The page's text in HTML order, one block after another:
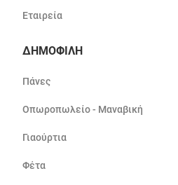
Εταιρεία
ΔΗΜΟΦΙΛΗ
Πάνες
Οπωροπωλείο - Μαναβική
Γιαούρτια
Φέτα